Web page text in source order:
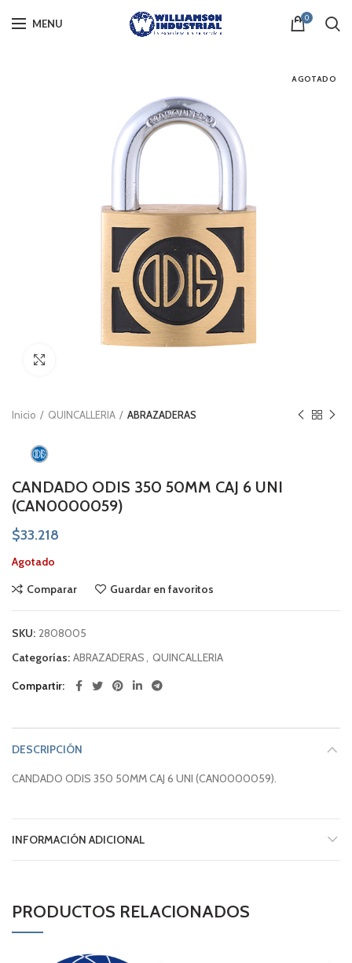
MENU 0
AGOTADO
Inicio QUINCALLERIA ABRAZADERAS
CANDADO ODIS 350 50MM CAJ 6 UNI
(CAN0000059)
$33.218
Agotado
Comparar
Guardar en favoritos
SKU: 2808005
Categorías: ABRAZADERAS, QUINCALLERIA
Compartir
DESCRIPCIÓN
CANDADO ODIS 350 50MM CAJ 6 UNI (CAN0000059).
INFORMACIÓN ADICIONAL
PRODUCTOS RELACIONADOS